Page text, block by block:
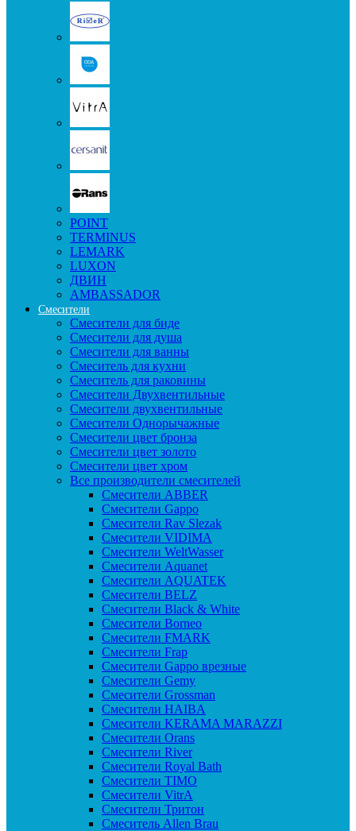
POINT
TERMINUS
LEMARK
LUXON
ДВИН
AMBASSADOR
Смесители
Смесители для биде
Смесители для душа
Смесители для ванны
Смеситель для кухни
Смеситель для раковины
Смесители Двухвентильные
Смесители двухвентильные
Смесители Однорычажные
Смесители цвет бронза
Смесители цвет золото
Смесители цвет хром
Все производители смесителей
Cмесители ABBER
Cмесители Gappo
Cмесители Rav Slezak
Cмесители VIDIMA
Cмесители WeltWasser
Смесители Aquanet
Смесители AQUATEK
Смесители BELZ
Смесители Black & White
Смесители Borneo
Смесители FMARK
Смесители Frap
Смесители Gappo врезные
Смесители Gemy
Смесители Grossman
Смесители HAIBA
Смесители KERAMA MARAZZI
Смесители Orans
Смесители River
Смесители Royal Bath
Смесители TIMO
Смесители VitrA
Смесители Тритон
Смеситель Allen Brau